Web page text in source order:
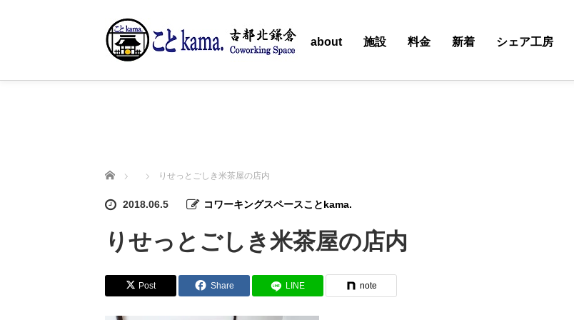
ホーム about 施設 料金 新着 シェア工房
ホーム りせっとごしき米茶屋の店内
2018.06.5 コワーキングスペースことkama.
りせっとごしき米茶屋の店内
Post Share LINE note